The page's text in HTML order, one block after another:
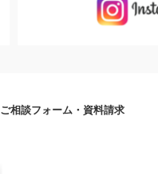
ご相談フォーム・資料請求